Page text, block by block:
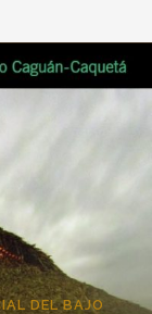
DEL BAJO